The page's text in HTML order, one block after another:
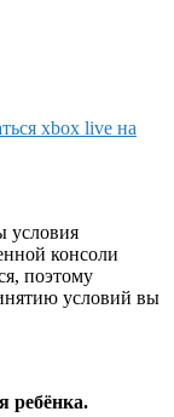
xbox live на
условия
консоли
поэтому
условий вы
ребёнка.